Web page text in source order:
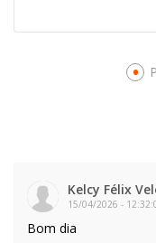
Kelcy Félix
15/04/2026 -
Bom dia